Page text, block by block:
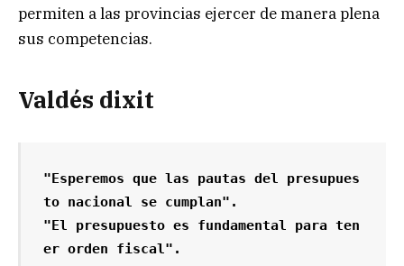
permiten a las provincias ejercer de manera plena
sus competencias.
Valdés dixit
"Esperemos que las pautas del presupues
to nacional se cumplan".
"El presupuesto es fundamental para ten
er orden fiscal".